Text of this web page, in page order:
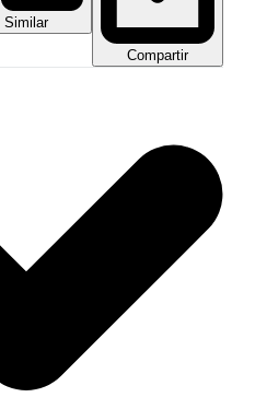
Similar
Compartir